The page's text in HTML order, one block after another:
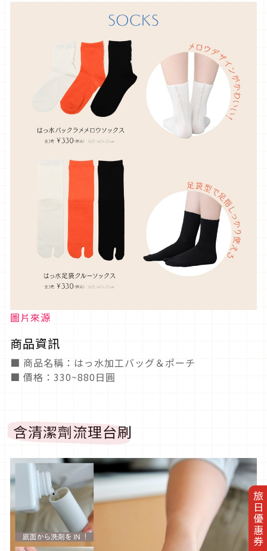
旅日優惠券
圖片來源
商品資訊
■ 商品名稱：はっ水加工バッグ＆ポーチ
■ 價格：330~880日圓
含清潔劑流理台刷